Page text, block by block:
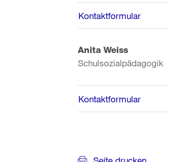
Kontaktformular
Anita Weiss
Schulsozialpädagogik
Kontaktformular
Informationen